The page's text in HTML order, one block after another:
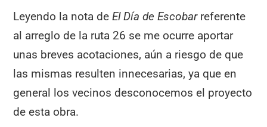
o
k
p
Leyendo la nota deEl Día de Escobarreferente
al arreglo de la ruta 26 se me ocurre aportar
unas breves acotaciones, aún a riesgo de que
las mismas resulten innecesarias, ya que en
general los vecinos desconocemos el proyecto
de esta obra.